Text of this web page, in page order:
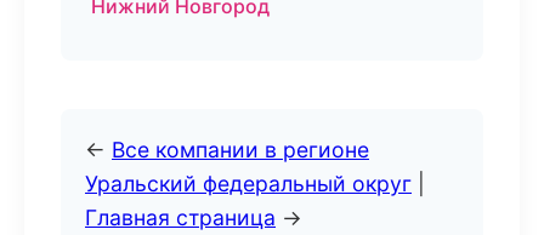
Нижний Новгород
← Все компании в регионе
Уральский федеральный округ
Главная страница →